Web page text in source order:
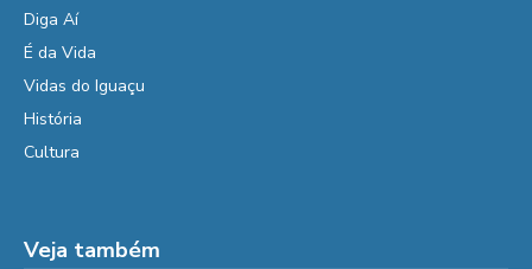
Diga Aí
É da Vida
Vidas do Iguaçu
História
Cultura
Veja também